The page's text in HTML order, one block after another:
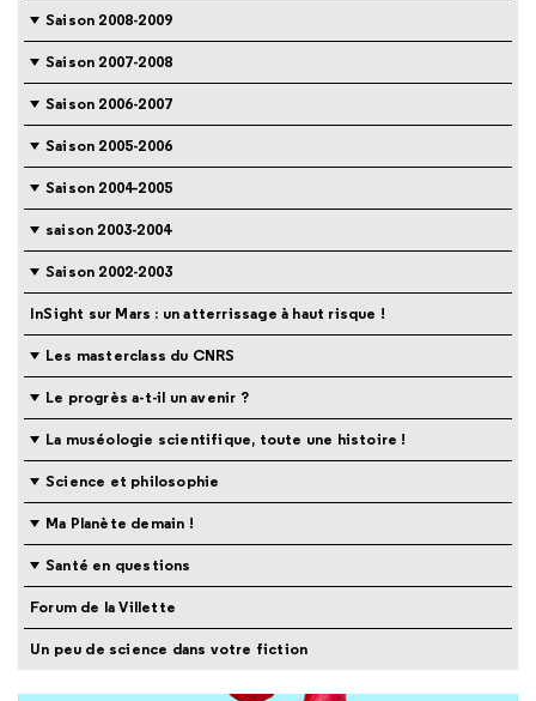
Saison 2008-2009
Saison 2007-2008
Saison 2006-2007
Saison 2005-2006
Saison 2004-2005
saison 2003-2004
Saison 2002-2003
InSight sur Mars : un atterrissage à haut risque !
Les masterclass du CNRS
Le progrès a-t-il un avenir ?
La muséologie scientifique, toute une histoire !
Science et philosophie
Ma Planète demain !
Santé en questions
Forum de la Villette
Un peu de science dans votre fiction